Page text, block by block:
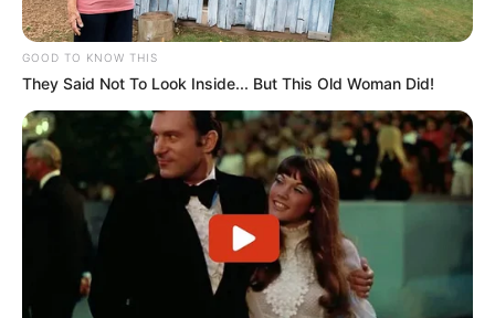
GOOD TO KNOW THIS
They Said Not To Look Inside... But This Old Woman Did!